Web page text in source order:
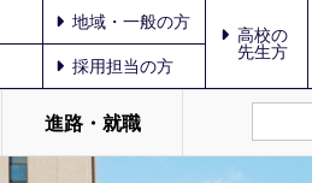
地域・一般の方
高校の
先生方
採用担当の方
進路・就職